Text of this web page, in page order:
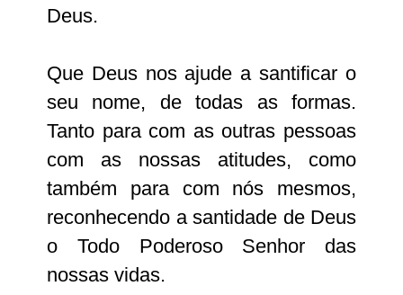
Deus.
Que Deus nos ajude a santificar o
seu nome, de todas as formas.
Tanto para com as outras pessoas
com as nossas atitudes, como
também para com nós mesmos,
reconhecendo a santidade de Deus
o Todo Poderoso Senhor das
nossas vidas.